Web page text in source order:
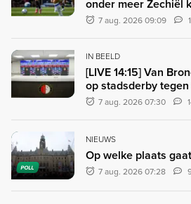
onder meer Zechiël
7 aug. 2026 09:09
IN BEELD
[LIVE 14:15] Van
op stadsderby
7 aug. 2026 07:30
POLL
NIEUWS
Op welke plaats
7 aug. 2026 07:28